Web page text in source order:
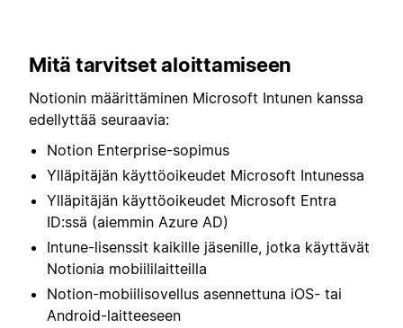
Mitä tarvitset aloittamiseen
Notionin määrittäminen Microsoft Intunen kanssa
edellyttää seuraavia:
Notion Enterprise-sopimus
Ylläpitäjän käyttöoikeudet Microsoft Intunessa
Ylläpitäjän käyttöoikeudet Microsoft Entra
ID:ssä (aiemmin Azure AD)
Intune-lisenssit kaikille jäsenille, jotka käyttävät
Notionia mobiililaitteilla
Notion-mobiilisovellus asennettuna iOS- tai
Android-laitteeseen